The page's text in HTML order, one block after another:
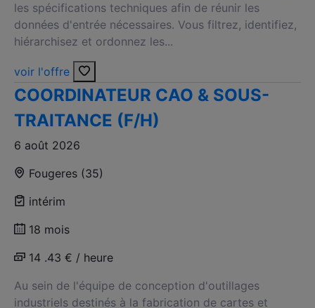
les spécifications techniques afin de réunir les
données d'entrée nécessaires. Vous filtrez, identifiez,
hiérarchisez et ordonnez les...
voir l'offre
COORDINATEUR CAO & SOUS-
TRAITANCE (F/H)
6 août 2026
Fougeres (35)
intérim
18 mois
14 .43 € / heure
Au sein de l'équipe de conception d'outillages
industriels destinés à la fabrication de cartes et